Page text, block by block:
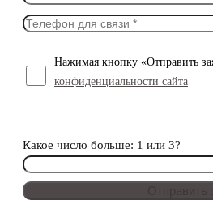
Нажимая кнопку «Отправить
конфиденциальности сайта
Какое число больше: 1 или 3?